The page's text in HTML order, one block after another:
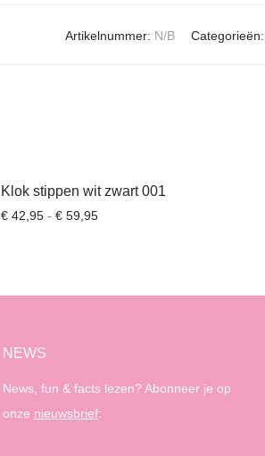
Artikelnummer: N/B Categorieën:
Klok stippen wit zwart 001
€ 42,95 - € 59,95Prijsklasse: € 42,95 tot € 59,95
NEWS
News, fun & facts lezen? Abonneer je op
onze nieuwsbrief: